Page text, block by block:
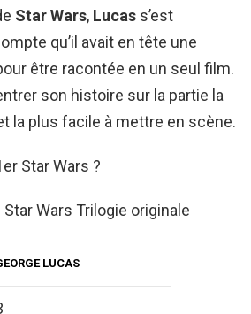
Star Wars, Lucas s’est
qu’il avait en tête une
être racontée en un seul film.
son histoire sur la partie la
la plus facile à mettre en scène.
Star Wars ?
Wars Trilogie originale
LUCAS